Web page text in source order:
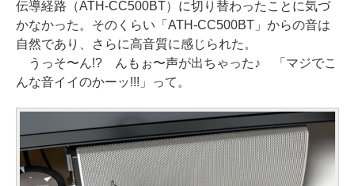
伝導経路（ATH-CC500BT）に切り替わったことに気づ
かなかった。そのくらい「ATH-CC500BT」からの音は
自然であり、さらに高音質に感じられた。
うっそ〜ん!? んもぉ〜声が出ちゃった♪ 「マジでこ
んな音イイのかーッ!!!」って。